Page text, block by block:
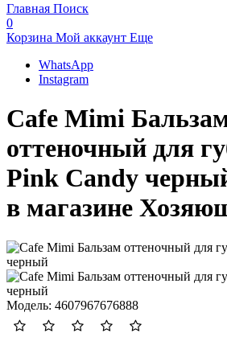
Главная Поиск
0
Корзина Мой аккаунт Еще
WhatsApp
Instagram
Cafe Mimi
оттеночный для
Pink Candy
в магазине
Модель: 4607967676888